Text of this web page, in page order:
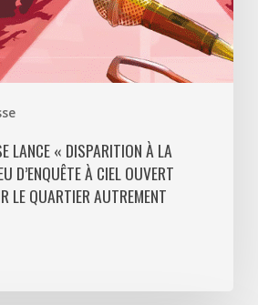
LANCE « DISPARITION À LA
D’ENQUÊTE À CIEL OUVERT
LE QUARTIER AUTREMENT